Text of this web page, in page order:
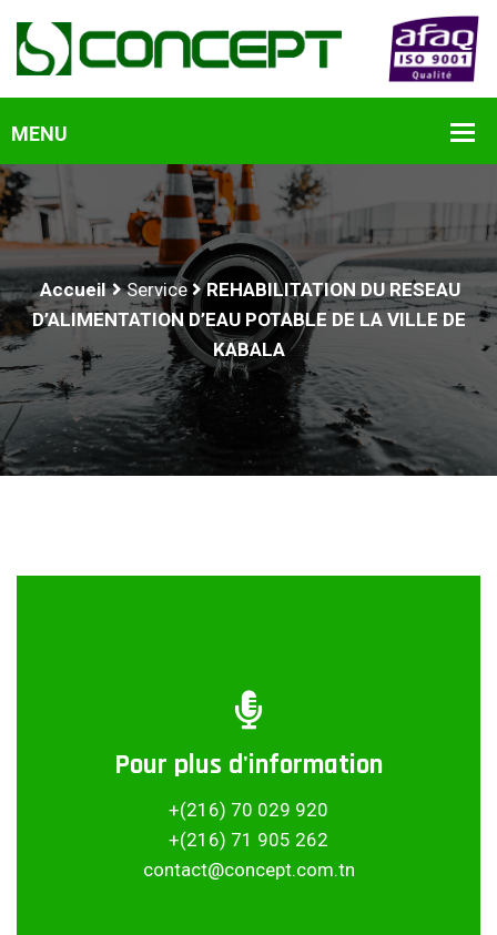
Accueil Service
REHABILITATION DU RESEAU
D’ALIMENTATION D’EAU POTABLE DE LA VILLE DE
KABALA
Pour plus d'information
+(216) 70 029 920
+(216) 71 905 262
contact@concept.com.tn
Partager ce projet